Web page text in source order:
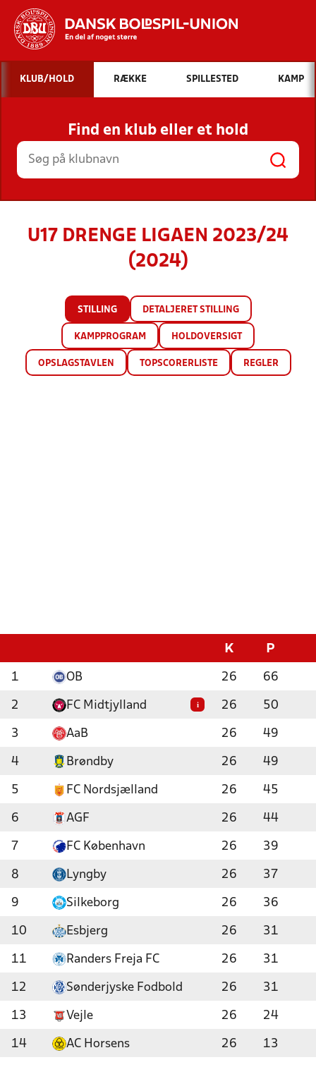
Hvad vil du søge efter?
INDHOLD OG NYHEDER
STILLINGER, RESULTATER, KLUBBER OG
HOLD
KLUB/HOLD RÆKKE SPILLESTED KAMP
Find en klub eller et hold
U17 DRENGE LIGAEN 2023/24
(2024)
STILLING DETALJERET STILLING
KAMPPROGRAM HOLDOVERSIGT
OPSLAGSTAVLEN TOPSCORERLISTE REGLER
K P
1 OB 26 66
2 FC Midtjylland i 26 50
3 AaB 26 49
4 Brøndby 26 49
5 FC Nordsjælland 26 45
6 AGF 26 44
7 FC København 26 39
8 Lyngby 26 37
9 Silkeborg 26 36
10 Esbjerg 26 31
11 Randers Freja FC 26 31
12 Sønderjyske Fodbold 26 31
13 Vejle 26 24
14 AC Horsens 26 13